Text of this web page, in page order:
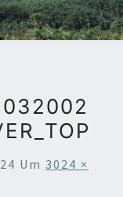
Um 3024 ×